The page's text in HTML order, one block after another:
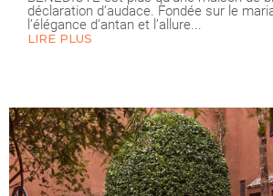
déclaration d’audace. Fondée sur le
l’élégance d’antan et l’allure...
LIRE PLUS